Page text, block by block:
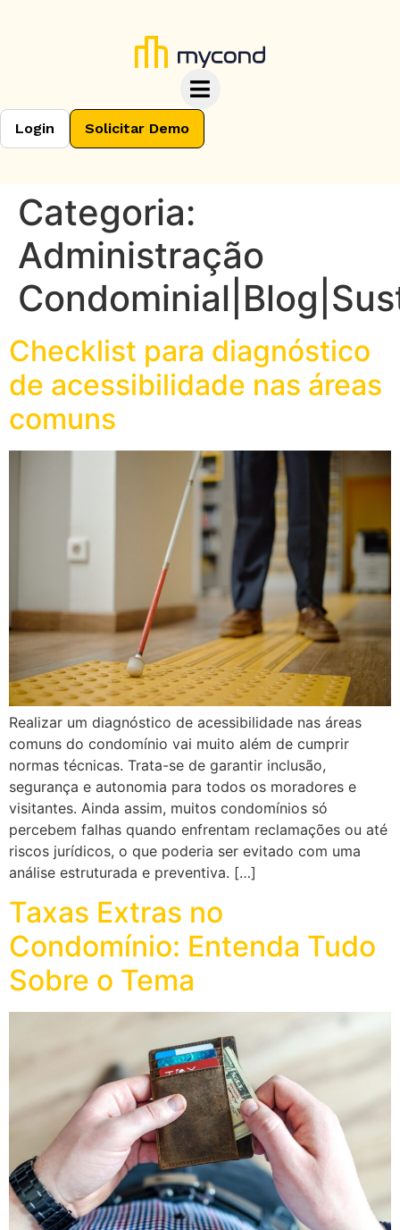
Login Solicitar Demo
Categoria:
Administração
Checklist para diagnóstico
de acessibilidade nas áreas
comuns
Realizar um diagnóstico de acessibilidade nas áreas
comuns do condomínio vai muito além de cumprir
normas técnicas. Trata-se de garantir inclusão,
segurança e autonomia para todos os moradores e
visitantes. Ainda assim, muitos condomínios só
percebem falhas quando enfrentam reclamações ou até
riscos jurídicos, o que poderia ser evitado com uma
análise estruturada e preventiva. […]
Taxas Extras no
Condomínio: Entenda Tudo
Sobre o Tema